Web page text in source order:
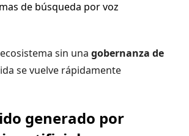
de búsqueda por voz
sin una gobernanza de
se vuelve rápidamente
generado por